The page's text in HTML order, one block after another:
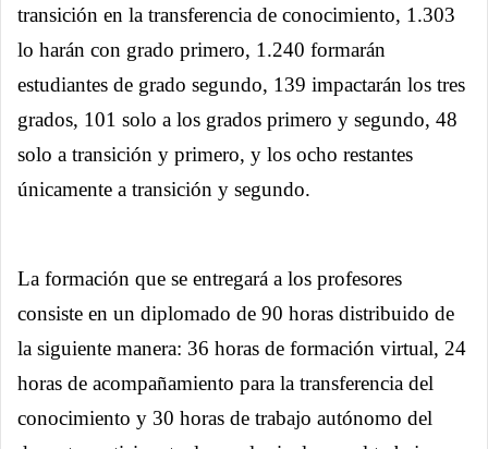
transición en la transferencia de conocimiento, 1.303
lo harán con grado primero, 1.240 formarán
estudiantes de grado segundo, 139 impactarán los tres
grados, 101 solo a los grados primero y segundo, 48
solo a transición y primero, y los ocho restantes
únicamente a transición y segundo.
La formación que se entregará a los profesores
consiste en un diplomado de 90 horas distribuido de
la siguiente manera: 36 horas de formación virtual, 24
horas de acompañamiento para la transferencia del
conocimiento y 30 horas de trabajo autónomo del